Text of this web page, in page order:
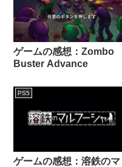
ゲームの感想：Zombo
Buster Advance
PS5
ゲームの感想：溶鉄のマ